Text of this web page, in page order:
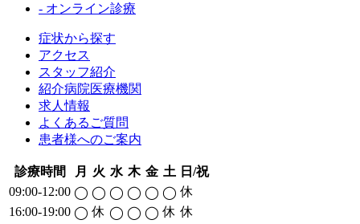
- オンライン診療
症状から探す
アクセス
スタッフ紹介
紹介病院医療機関
求人情報
よくあるご質問
患者様へのご案内
診療時間 月 火 水 木 金 土 日/祝
09:00-12:00 ◯ ◯ ◯ ◯ ◯ ◯ 休
16:00-19:00 ◯ 休 ◯ ◯ ◯ 休 休